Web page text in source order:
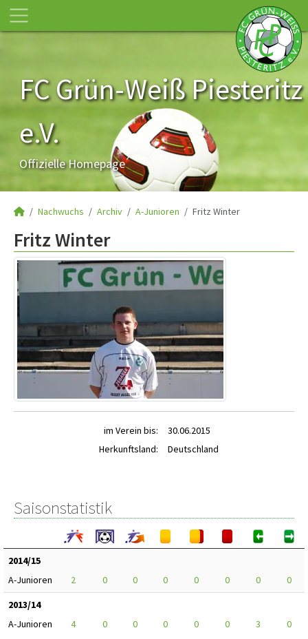
FC Grün-Weiß Piesteritz
e.V.
Offizielle Homepage
Nachwuchs Archiv A-Junioren Fritz Winter
Fritz Winter
im Verein bis:
30.06.2015
Herkunftsland:
Deutschland
Saisonstatistik
2014/15
A-Junioren
2 0 0 0 0 0 0
0
2013/14
A-Junioren
4 0 0 0 0 0 3
0